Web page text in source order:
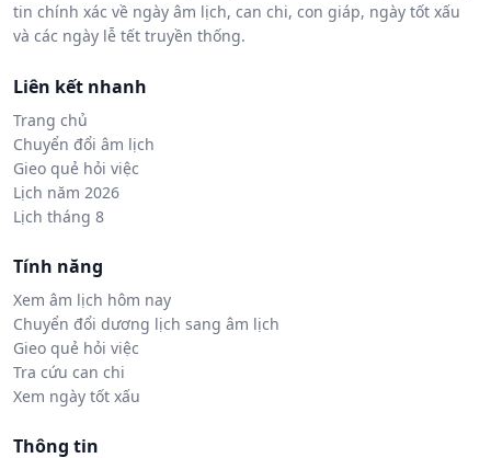
tin chính xác về ngày âm lịch, can chi, con giáp, ngày tốt xấu
và các ngày lễ tết truyền thống.
Liên kết nhanh
Trang chủ
Chuyển đổi âm lịch
Gieo quẻ hỏi việc
Lịch năm 2026
Lịch tháng 8
Tính năng
Xem âm lịch hôm nay
Chuyển đổi dương lịch sang âm lịch
Gieo quẻ hỏi việc
Tra cứu can chi
Xem ngày tốt xấu
Thông tin